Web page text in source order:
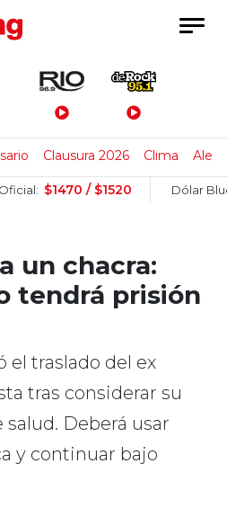
Clausura 2026 Clima
$1470 / $1520 Dólar Blue:
un chacra:
tendrá prisión
el traslado del ex
tras considerar su
Deberá usar
y continuar bajo